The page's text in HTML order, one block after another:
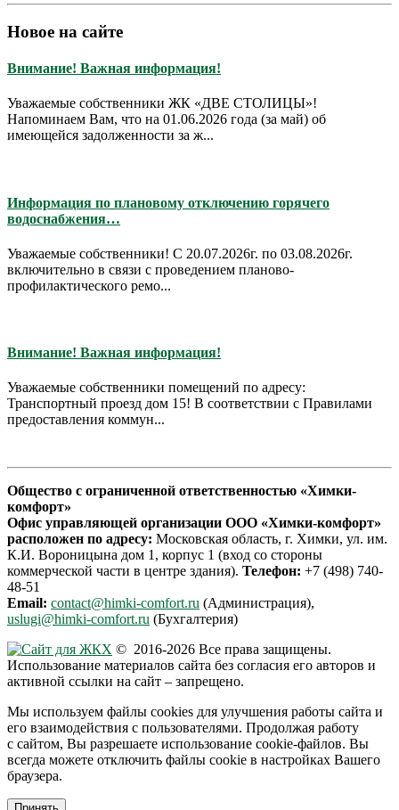
Новое на сайте
Внимание! Важная информация!
Уважаемые собственники ЖК «ДВЕ СТОЛИЦЫ»!
Напоминаем Вам, что на 01.06.2026 года (за май) об
имеющейся задолженности за ж...
Информация по плановому отключению горячего
водоснабжения…
Уважаемые собственники! С 20.07.2026г. по 03.08.2026г.
включительно в связи с проведением планово-
профилактического ремо...
Внимание! Важная информация!
Уважаемые собственники помещений по адресу:
Транспортный проезд дом 15! В соответствии с Правилами
предоставления коммун...
Общество с ограниченной ответственностью «Химки-
комфорт»
Офис управляющей организации ООО «Химки-комфорт»
расположен по адресу: Московская область, г. Химки, ул. им.
К.И. Вороницына дом 1, корпус 1 (вход со стороны
коммерческой части в центре здания). Телефон: +7 (498) 740-
48-51
Email: contact@himki-comfort.ru (Администрация),
uslugi@himki-comfort.ru (Бухгалтерия)
© 2016-2026 Все права защищены.
Использование материалов сайта без согласия его авторов и
активной ссылки на сайт – запрещено.
Мы используем файлы cookies для улучшения работы сайта и
его взаимодействия с пользователями. Продолжая работу
с сайтом, Вы разрешаете использование cookie-файлов. Вы
всегда можете отключить файлы cookie в настройках Вашего
браузера.